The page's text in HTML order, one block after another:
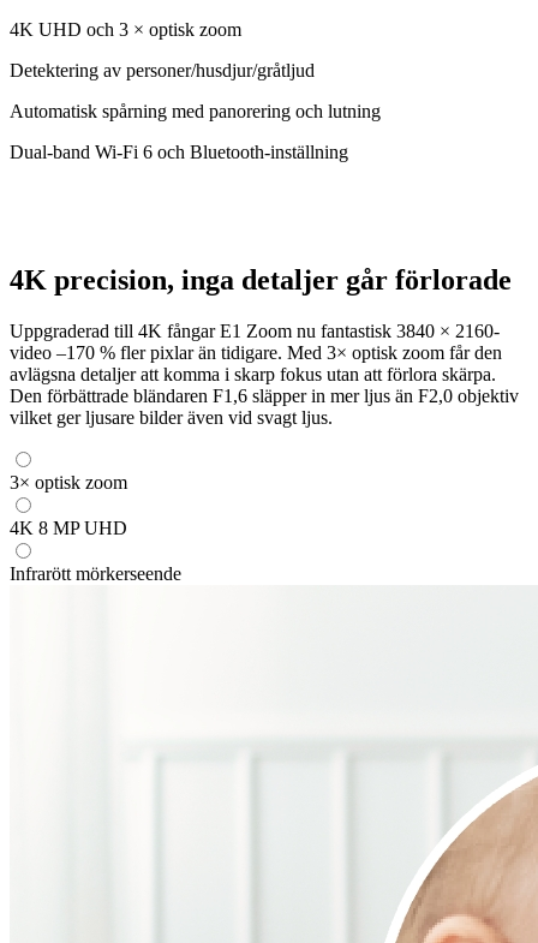
4K UHD och 3 × optisk zoom
Detektering av personer/husdjur/gråtljud
Automatisk spårning med panorering och lutning
Dual-band Wi-Fi 6 och Bluetooth-inställning
4K precision, inga detaljer går förlorade
Uppgraderad till 4K fångar E1 Zoom nu fantastisk 3840 × 2160-
video –170 % fler pixlar än tidigare. Med 3× optisk zoom får den
avlägsna detaljer att komma i skarp fokus utan att förlora skärpa.
Den förbättrade bländaren F1,6 släpper in mer ljus än F2,0 objektiv
vilket ger ljusare bilder även vid svagt ljus.
3× optisk zoom
4K 8 MP UHD
Infrarött mörkerseende